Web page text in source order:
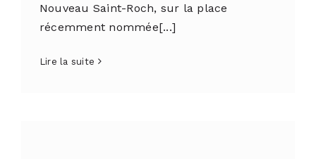
Nouveau Saint-Roch, sur la place
récemment nommée[...]
Lire la suite